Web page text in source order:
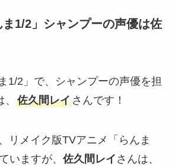
1/2」シャンプーの声優は佐
1/2」で、シャンプーの声優を担
佐久間レイさんです！
リメイク版TVアニメ「らんま
いますが、 佐久間レイ さんは、